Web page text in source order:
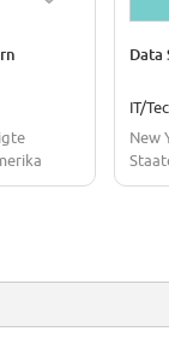
Data
IT/
New